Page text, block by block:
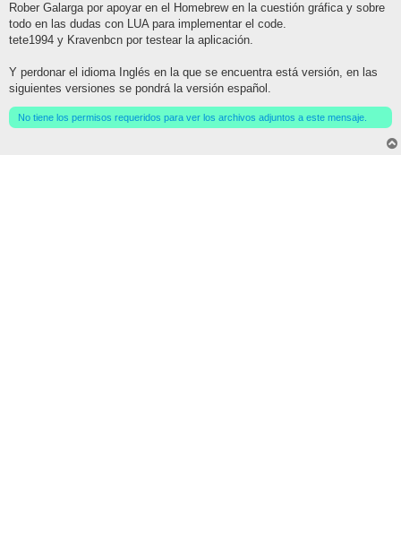
Rober Galarga por apoyar en el Homebrew en la cuestión gráfica y sobre
todo en las dudas con LUA para implementar el code.
tete1994 y Kravenbcn por testear la aplicación.
Y perdonar el idioma Inglés en la que se encuentra está versión, en las
siguientes versiones se pondrá la versión español.
No tiene los permisos requeridos para ver los archivos adjuntos a este mensaje.